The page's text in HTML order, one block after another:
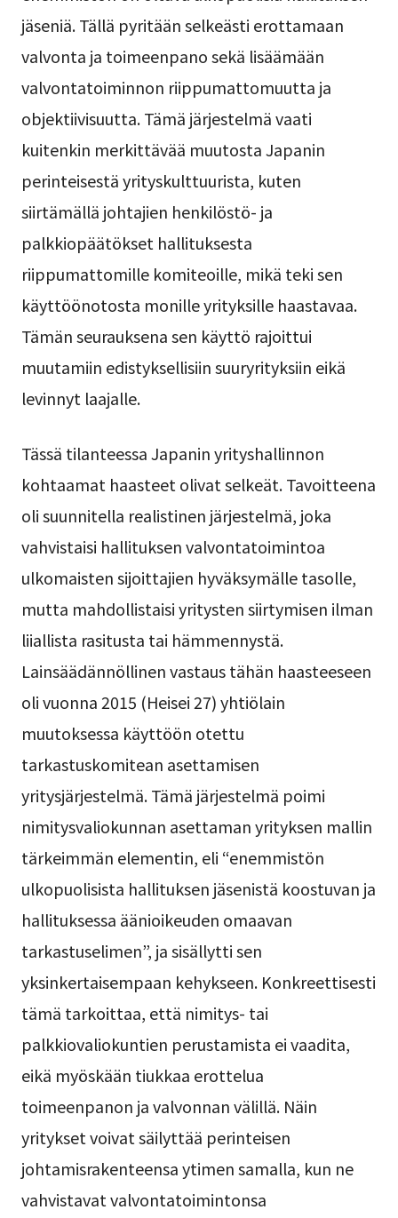
jäseniä. Tällä pyritään selkeästi erottamaan
valvonta ja toimeenpano sekä lisäämään
valvontatoiminnon riippumattomuutta ja
objektiivisuutta. Tämä järjestelmä vaati
kuitenkin merkittävää muutosta Japanin
perinteisestä yrityskulttuurista, kuten
siirtämällä johtajien henkilöstö- ja
palkkiopäätökset hallituksesta
riippumattomille komiteoille, mikä teki sen
käyttöönotosta monille yrityksille haastavaa.
Tämän seurauksena sen käyttö rajoittui
muutamiin edistyksellisiin suuryrityksiin eikä
levinnyt laajalle.
Tässä tilanteessa Japanin yrityshallinnon
kohtaamat haasteet olivat selkeät. Tavoitteena
oli suunnitella realistinen järjestelmä, joka
vahvistaisi hallituksen valvontatoimintoa
ulkomaisten sijoittajien hyväksymälle tasolle,
mutta mahdollistaisi yritysten siirtymisen ilman
liiallista rasitusta tai hämmennystä.
Lainsäädännöllinen vastaus tähän haasteeseen
oli vuonna 2015 (Heisei 27) yhtiölain
muutoksessa käyttöön otettu
tarkastuskomitean asettamisen
yritysjärjestelmä. Tämä järjestelmä poimi
nimitysvaliokunnan asettaman yrityksen mallin
tärkeimmän elementin, eli “enemmistön
ulkopuolisista hallituksen jäsenistä koostuvan ja
hallituksessa äänioikeuden omaavan
tarkastuselimen”, ja sisällytti sen
yksinkertaisempaan kehykseen. Konkreettisesti
tämä tarkoittaa, että nimitys- tai
palkkiovaliokuntien perustamista ei vaadita,
eikä myöskään tiukkaa erottelua
toimeenpanon ja valvonnan välillä. Näin
yritykset voivat säilyttää perinteisen
johtamisrakenteensa ytimen samalla, kun ne
vahvistavat valvontatoimintonsa